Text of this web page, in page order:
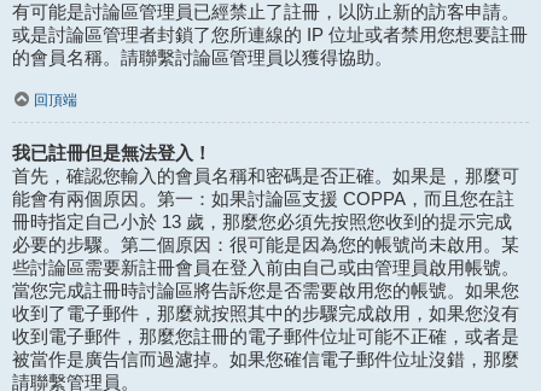
有可能是討論區管理員已經禁止了註冊，以防止新的訪客申請。
或是討論區管理者封鎖了您所連線的 IP 位址或者禁用您想要註冊
的會員名稱。請聯繫討論區管理員以獲得協助。
回頂端
我已註冊但是無法登入！
首先，確認您輸入的會員名稱和密碼是否正確。如果是，那麼可
能會有兩個原因。第一：如果討論區支援 COPPA，而且您在註
冊時指定自己小於 13 歲，那麼您必須先按照您收到的提示完成
必要的步驟。第二個原因：很可能是因為您的帳號尚未啟用。某
些討論區需要新註冊會員在登入前由自己或由管理員啟用帳號。
當您完成註冊時討論區將告訴您是否需要啟用您的帳號。如果您
收到了電子郵件，那麼就按照其中的步驟完成啟用，如果您沒有
收到電子郵件，那麼您註冊的電子郵件位址可能不正確，或者是
被當作是廣告信而過濾掉。如果您確信電子郵件位址沒錯，那麼
請聯繫管理員。